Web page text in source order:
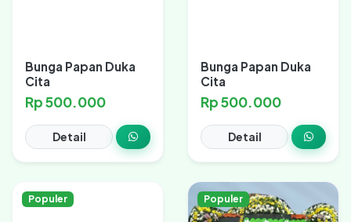
Bunga Papan Duka
Cita
Rp 500.000
Detail
Bunga Papan Duka
Cita
Rp 500.000
Detail
Populer Populer